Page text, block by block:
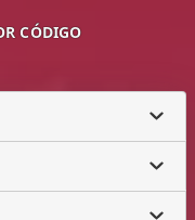
CÓDIGO